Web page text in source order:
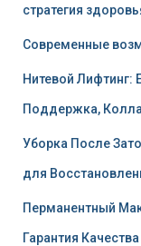
стратегия
Современные
Нитевой Лифтинг:
Поддержка,
Уборка После
для
Перманентный
Гарантия